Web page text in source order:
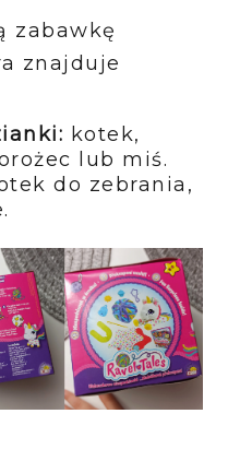
zabawkę
znajduje
kotek,
lub miś.
do zebrania,